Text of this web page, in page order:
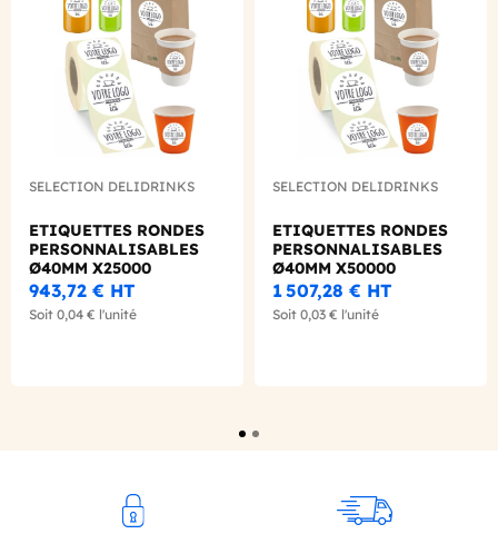
SELECTION DELIDRINKS
ETIQUETTES RONDES
PERSONNALISABLES
Ø40MM X25000
943,72 € HT
Soit 0,04 € l'unité
SELECTION DELIDRINKS
ETIQUETTES RONDES
PERSONNALISABLES
Ø40MM X50000
1 507,28 € HT
Soit 0,03 € l'unité